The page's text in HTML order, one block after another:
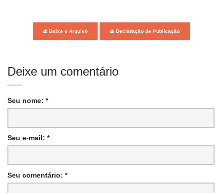
Baixe o Arquivo Declaração de Publicação
Deixe um comentário
Seu nome: *
Seu e-mail: *
Seu comentário: *